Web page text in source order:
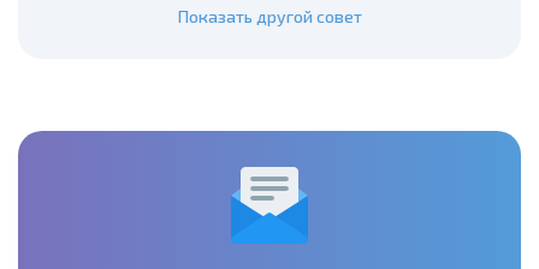
Показать другой совет